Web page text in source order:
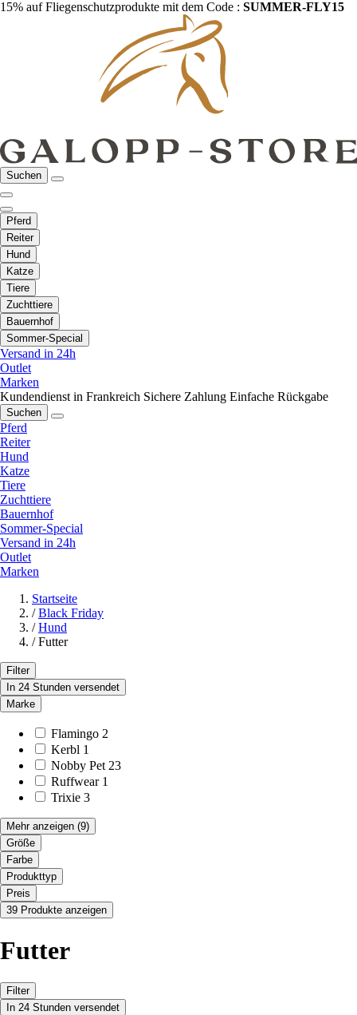
15% auf Fliegenschutzprodukte mit dem Code : SUMMER-FLY15
Suchen
Pferd
Reiter
Hund
Katze
Tiere
Zuchttiere
Bauernhof
Sommer-Special
Versand in 24h
Outlet
Marken
Kundendienst in Frankreich Sichere Zahlung Einfache Rückgabe
Suchen
Pferd
Reiter
Hund
Katze
Tiere
Zuchttiere
Bauernhof
Sommer-Special
Versand in 24h
Outlet
Marken
Startseite
/ Black Friday
/ Hund
/ Futter
Filter
In 24 Stunden versendet
Marke
Flamingo 2
Kerbl 1
Nobby Pet 23
Ruffwear 1
Trixie 3
Mehr anzeigen (9)
Größe
Farbe
Produkttyp
Preis
39 Produkte anzeigen
Futter
Filter
In 24 Stunden versendet